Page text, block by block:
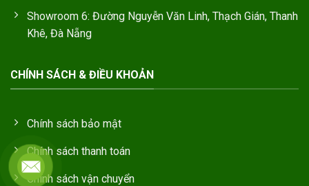
Showroom 6: Đường Nguyễn Văn Linh, Thạch Gián, Thanh
Khê, Đà Nẵng
CHÍNH SÁCH & ĐIỀU KHOẢN
Chính sách bảo mật
Chính sách thanh toán
Chính sách vận chuyển